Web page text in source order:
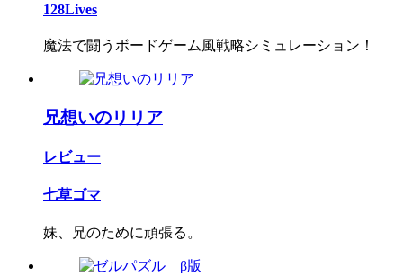
128Lives
魔法で闘うボードゲーム風戦略シミュレーション！
兄想いのリリア
レビュー
七草ゴマ
妹、兄のために頑張る。